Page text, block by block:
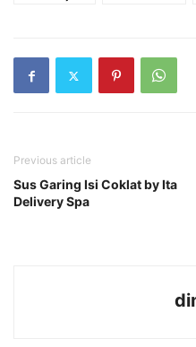
Previous article
Sus Garing Isi Coklat by Ita
Delivery Spa